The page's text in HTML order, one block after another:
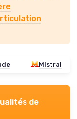
Mistral
de